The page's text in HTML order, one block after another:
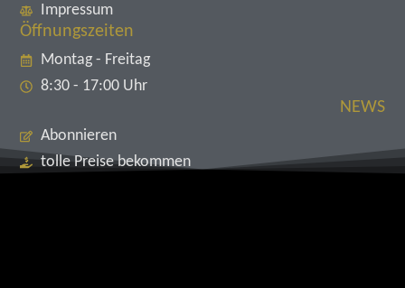
Impressum
Öffnungszeiten
Montag - Freitag
8:30 - 17:00 Uhr
NEWS
Abonnieren
tolle Preise bekommen